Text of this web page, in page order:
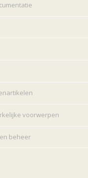
voorwerpen
beheer